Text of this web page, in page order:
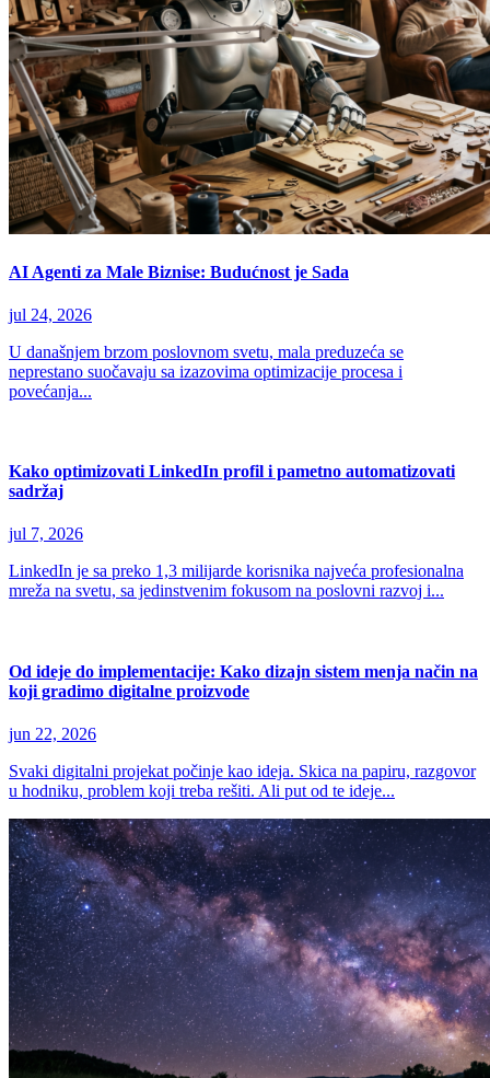
AI Agenti za Male Biznise: Budućnost je Sada
jul 24, 2026
U današnjem brzom poslovnom svetu, mala preduzeća se
neprestano suočavaju sa izazovima optimizacije procesa i
povećanja...
Kako optimizovati LinkedIn profil i pametno automatizovati
sadržaj
jul 7, 2026
LinkedIn je sa preko 1,3 milijarde korisnika najveća profesionalna
mreža na svetu, sa jedinstvenim fokusom na poslovni razvoj i...
Od ideje do implementacije: Kako dizajn sistem menja način na
koji gradimo digitalne proizvode
jun 22, 2026
Svaki digitalni projekat počinje kao ideja. Skica na papiru, razgovor
u hodniku, problem koji treba rešiti. Ali put od te ideje...